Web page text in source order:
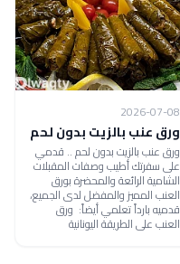
2026-07-08
ورق عنب بالزيت بدون لحم
ورق عنب بالزيت بدون لحم .. قدمي
على سفرتك أطيب وصفات المقبلات
الشامية الرائعة والمحضرة بورق
العنب المميز والمفضل لدى الجميع،
قدميه بارداً تعلمي أيضاً: ورق
العنب على الطريقة اليونانية